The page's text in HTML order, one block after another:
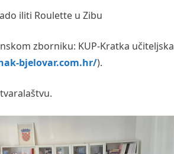
iliti Roulette u Zibu
zborniku: KUP-Kratka učiteljska
bjelovar.com.hr/).